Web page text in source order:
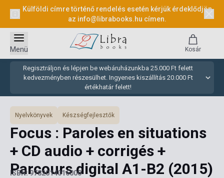
Külföldi címre történő rendelés esetén kérjük érdeklődjön
az info@librabooks.hu címen.
Regisztráljon és lépjen be webáruházunkba 25.000 Ft felett
kedvezményben részesülhet. Ingyenes kiszállítás 20.000 Ft
értékhatár felett!
Menü Kosár
Nyelvkönyvek Készségfejlesztők
Focus : Paroles en situations
+ CD audio + corrigés +
Parcours digital A1-B2 (2015)
ISBN: 9782014016000